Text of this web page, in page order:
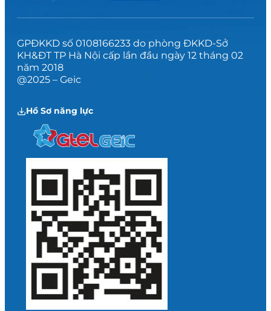
GPĐKKD số 0108166233 do phòng ĐKKD-Sở
KH&ĐT TP Hà Nội cấp lần đầu ngày 12 tháng 02
năm 2018
@2025 – Geic
Hồ Sơ năng lực